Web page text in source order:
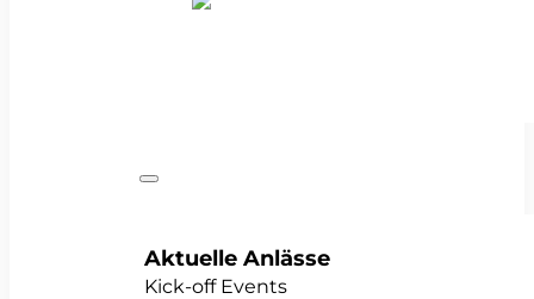
Aktuelle Anlässe
Kick-off Events